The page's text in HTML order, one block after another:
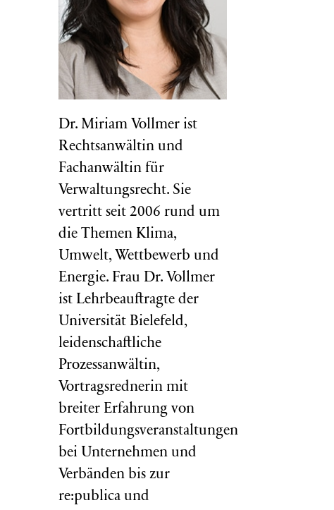
Dr. Miriam Vollmer ist
Rechtsanwältin und
Fachanwältin für
Verwaltungsrecht. Sie
vertritt seit 2006 rund um
die Themen Klima,
Umwelt, Wettbewerb und
Energie. Frau Dr. Vollmer
ist Lehrbeauftragte der
Universität Bielefeld,
leidenschaftliche
Prozessanwältin,
Vortragsrednerin mit
breiter Erfahrung von
Fortbildungsveranstaltungen
bei Unternehmen und
Verbänden bis zur
re:publica und